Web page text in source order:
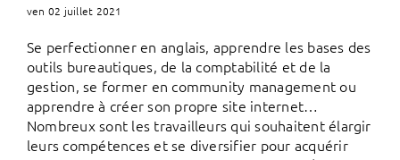
ven 02 juillet 2021
Se perfectionner en anglais, apprendre les bases des
outils bureautiques, de la comptabilité et de la
gestion, se former en community management ou
apprendre à créer son propre site internet…
Nombreux sont les travailleurs qui souhaitent élargir
leurs compétences et se diversifier pour acquérir